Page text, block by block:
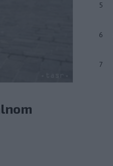
5
6
7